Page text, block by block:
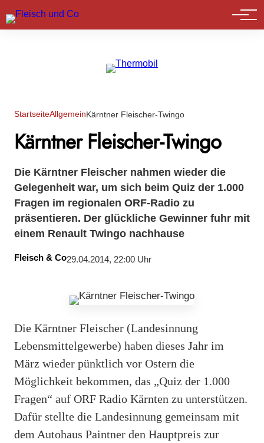
Marktführer
StartseiteAllgemeinKärntner Fleischer-Twingo
Kärntner Fleischer-Twingo
Die Kärntner Fleischer nahmen wieder die
Gelegenheit war, um sich beim Quiz der 1.000
Fragen im regionalen ORF-Radio zu
präsentieren. Der glückliche Gewinner fuhr mit
einem Renault Twingo nachhause
Fleisch & Co29.04.2014, 22:00 Uhr
Die Kärntner Fleischer (Landesinnung
Lebensmittelgewerbe) haben dieses Jahr im
März wieder pünktlich vor Ostern die
Möglichkeit bekommen, das „Quiz der 1.000
Fragen“ auf ORF Radio Kärnten zu unterstützen.
Dafür stellte die Landesinnung gemeinsam mit
dem Autohaus Paintner den Hauptpreis zur